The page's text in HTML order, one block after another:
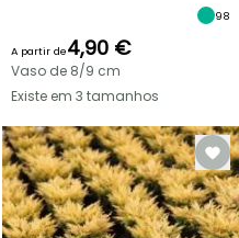
98
A partir de4,90 €
Vaso de 8/9 cm
Existe em 3 tamanhos